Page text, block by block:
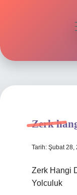
Hakkımızda
Zerk
Tarih: Şubat 28,
Zerk Hangi
Yolculuk